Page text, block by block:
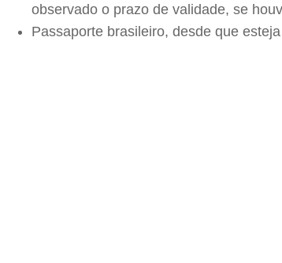
observado o prazo de validade, se
Passaporte brasileiro, desde que